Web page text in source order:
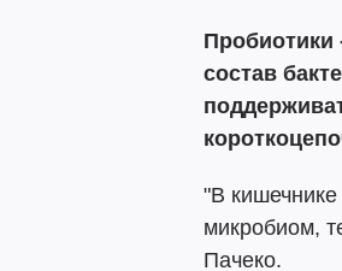
Пробиотики
состав
"В
микробиом,
Пачеко.